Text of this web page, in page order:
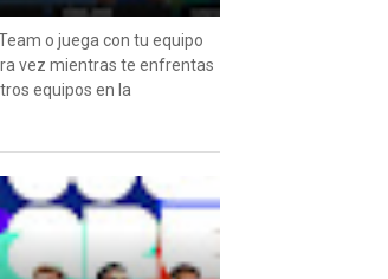
o juega con tu equipo
vez mientras te enfrentas
equipos en la